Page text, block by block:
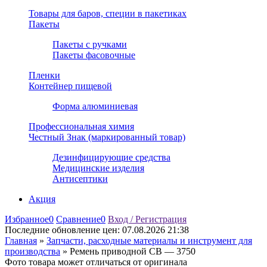
Товары для баров, специи в пакетиках
Пакеты
Пакеты с ручками
Пакеты фасовочные
Пленки
Контейнер пищевой
Форма алюминиевая
Профессиональная химия
Честный Знак (маркированный товар)
Дезинфицирующие средства
Медицинские изделия
Антисептики
Акция
Избранное0 Сравнение0 Вход / Регистрация
Последние обновление цен: 07.08.2026 21:38
Главная » Запчасти, расходные материалы и инструмент для
производства » Ремень приводной СВ — 3750
Фото товара может отличаться от оригинала